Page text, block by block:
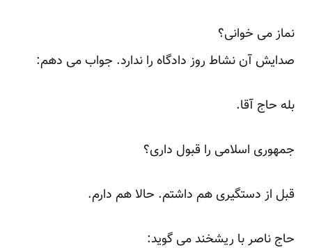
نماز می خوانی؟
صدایش آن نشاط روز دادگاه را ندارد. جواب می دهم:
بله حاج آقا.
جمهوری اسلامی را قبول داری؟
قبل از دستگیری هم داشتم. حالا هم دارم.
حاج ناصر با ریشخند می گوید: